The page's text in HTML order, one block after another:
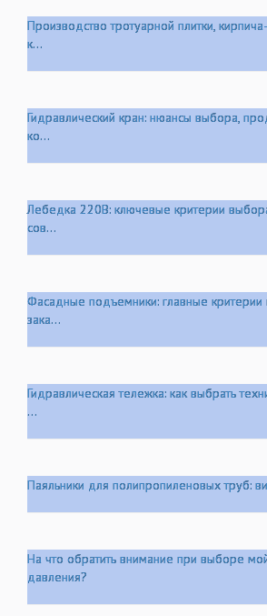
Производство тротуарной плитки,
к...
Гидравлический кран: нюансы выбора,
ко...
Лебедка 220В: ключевые критерии
сов...
Фасадные подъемники: главные
зака...
Гидравлическая тележка: как выбрать
...
Паяльники для полипропиленовых труб:
На что обратить внимание при выборе
давления?